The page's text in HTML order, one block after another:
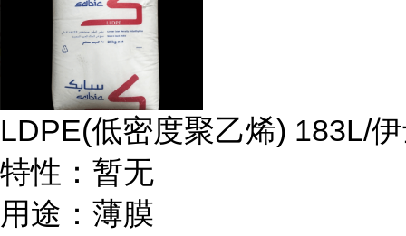
LDPE(低密度聚乙烯) 183L/
特性：暂无
用途：薄膜